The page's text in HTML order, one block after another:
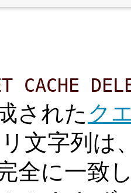
CACHE
された ク
文字列は
全に一致